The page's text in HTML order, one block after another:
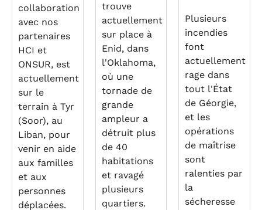
collaboration
avec nos
partenaires
HCI et
ONSUR, est
actuellement
sur le
terrain à Tyr
(Soor), au
Liban, pour
venir en aide
aux familles
et aux
personnes
déplacées.
trouve
actuellement
sur place à
Enid, dans
l'Oklahoma,
où une
tornade de
grande
ampleur a
détruit plus
de 40
habitations
et ravagé
plusieurs
quartiers.
Plusieurs
incendies
font
actuellement
rage dans
tout l'État
de Géorgie,
et les
opérations
de maîtrise
sont
ralenties par
la
sécheresse